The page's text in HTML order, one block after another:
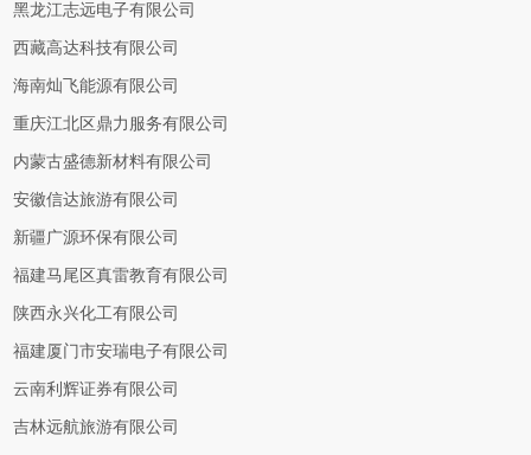
黑龙江志远电子有限公司
西藏高达科技有限公司
海南灿飞能源有限公司
重庆江北区鼎力服务有限公司
内蒙古盛德新材料有限公司
安徽信达旅游有限公司
新疆广源环保有限公司
福建马尾区真雷教育有限公司
陕西永兴化工有限公司
福建厦门市安瑞电子有限公司
云南利辉证券有限公司
吉林远航旅游有限公司